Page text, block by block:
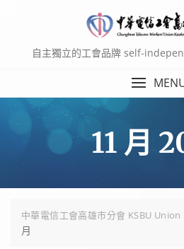
自主獨立的工會品牌 self-
11 月
中華電信工會高雄市分會 KSBU Union
月